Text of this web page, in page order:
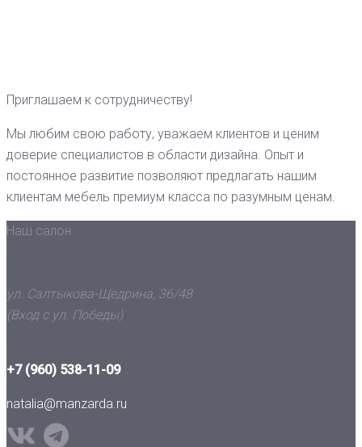
Приглашаем к сотрудничеству!
Мы любим свою работу, уважаем клиентов и ценим
доверие специалистов в области дизайна. Опыт и
постоянное развитие позволяют предлагать нашим
клиентам мебель премиум класса по разумным ценам.
Наш салон
ул. Салтыкова-Щедрина, 36/48
(Вход с ул. Победы)
+7 (960) 538-11-09
natalia@manzarda.ru